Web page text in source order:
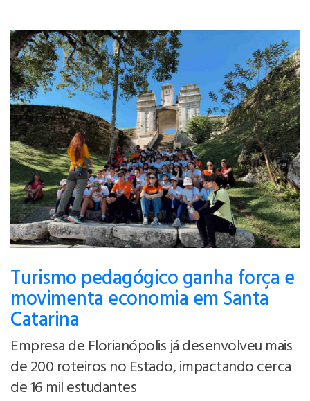
Turismo pedagógico ganha força e
movimenta economia em Santa
Catarina
Empresa de Florianópolis já desenvolveu mais
de 200 roteiros no Estado, impactando cerca
de 16 mil estudantes